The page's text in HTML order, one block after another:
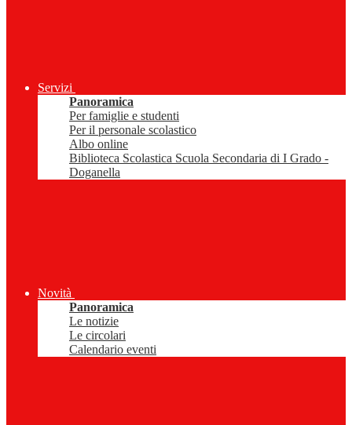
Servizi
Panoramica
Per famiglie e studenti
Per il personale scolastico
Albo online
Biblioteca Scolastica Scuola Secondaria di I Grado -
Doganella
Novità
Panoramica
Le notizie
Le circolari
Calendario eventi